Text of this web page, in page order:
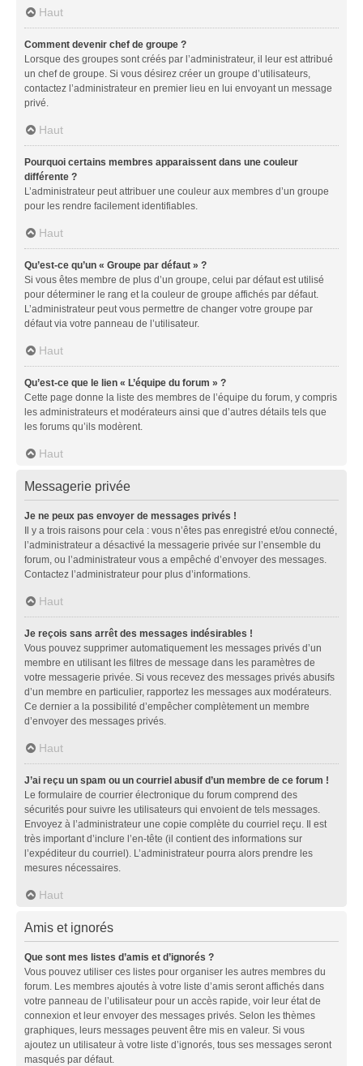
Haut
Comment devenir chef de groupe ?
Lorsque des groupes sont créés par l’administrateur, il leur est attribué
un chef de groupe. Si vous désirez créer un groupe d’utilisateurs,
contactez l’administrateur en premier lieu en lui envoyant un message
privé.
Haut
Pourquoi certains membres apparaissent dans une couleur
différente ?
L’administrateur peut attribuer une couleur aux membres d’un groupe
pour les rendre facilement identifiables.
Haut
Qu’est-ce qu’un « Groupe par défaut » ?
Si vous êtes membre de plus d’un groupe, celui par défaut est utilisé
pour déterminer le rang et la couleur de groupe affichés par défaut.
L’administrateur peut vous permettre de changer votre groupe par
défaut via votre panneau de l’utilisateur.
Haut
Qu’est-ce que le lien « L’équipe du forum » ?
Cette page donne la liste des membres de l’équipe du forum, y compris
les administrateurs et modérateurs ainsi que d’autres détails tels que
les forums qu’ils modèrent.
Haut
Messagerie privée
Je ne peux pas envoyer de messages privés !
Il y a trois raisons pour cela : vous n’êtes pas enregistré et/ou connecté,
l’administrateur a désactivé la messagerie privée sur l’ensemble du
forum, ou l’administrateur vous a empêché d’envoyer des messages.
Contactez l’administrateur pour plus d’informations.
Haut
Je reçois sans arrêt des messages indésirables !
Vous pouvez supprimer automatiquement les messages privés d’un
membre en utilisant les filtres de message dans les paramètres de
votre messagerie privée. Si vous recevez des messages privés abusifs
d’un membre en particulier, rapportez les messages aux modérateurs.
Ce dernier a la possibilité d’empêcher complètement un membre
d’envoyer des messages privés.
Haut
J’ai reçu un spam ou un courriel abusif d’un membre de ce forum !
Le formulaire de courrier électronique du forum comprend des
sécurités pour suivre les utilisateurs qui envoient de tels messages.
Envoyez à l’administrateur une copie complète du courriel reçu. Il est
très important d’inclure l’en-tête (il contient des informations sur
l’expéditeur du courriel). L’administrateur pourra alors prendre les
mesures nécessaires.
Haut
Amis et ignorés
Que sont mes listes d’amis et d’ignorés ?
Vous pouvez utiliser ces listes pour organiser les autres membres du
forum. Les membres ajoutés à votre liste d’amis seront affichés dans
votre panneau de l’utilisateur pour un accès rapide, voir leur état de
connexion et leur envoyer des messages privés. Selon les thèmes
graphiques, leurs messages peuvent être mis en valeur. Si vous
ajoutez un utilisateur à votre liste d’ignorés, tous ses messages seront
masqués par défaut.